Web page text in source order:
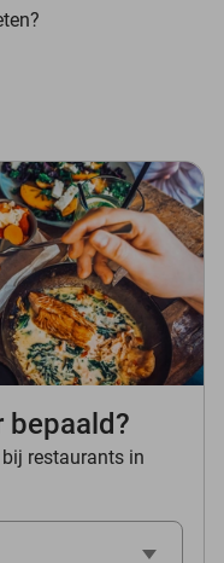
bepaald?
restaurants in